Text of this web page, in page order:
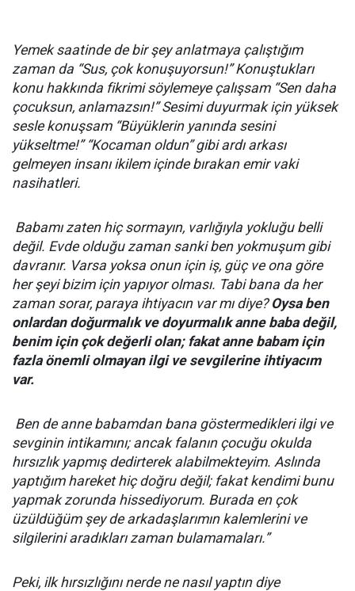
Yemek saatinde de bir şey anlatmaya çalıştığım
zaman da “Sus, çok konuşuyorsun!” Konuştukları
konu hakkında fikrimi söylemeye çalışsam “Sen daha
çocuksun, anlamazsın!” Sesimi duyurmak için yüksek
sesle konuşsam “Büyüklerin yanında sesini
yükseltme!” “Kocaman oldun” gibi ardı arkası
gelmeyen insanı ikilem içinde bırakan emir vaki
nasihatleri.
Babamı zaten hiç sormayın, varlığıyla yokluğu belli
değil. Evde olduğu zaman sanki ben yokmuşum gibi
davranır. Varsa yoksa onun için iş, güç ve ona göre
her şeyi bizim için yapıyor olması. Tabi bana da her
zaman sorar, paraya ihtiyacın var mı diye? Oysa ben
onlardan doğurmalık ve doyurmalık anne baba değil,
benim için çok değerli olan; fakat anne babam için
fazla önemli olmayan ilgi ve sevgilerine ihtiyacım
var.
Ben de anne babamdan bana göstermedikleri ilgi ve
sevginin intikamını; ancak falanın çocuğu okulda
hırsızlık yapmış dedirterek alabilmekteyim. Aslında
yaptığım hareket hiç doğru değil; fakat kendimi bunu
yapmak zorunda hissediyorum. Burada en çok
üzüldüğüm şey de arkadaşlarımın kalemlerini ve
silgilerini aradıkları zaman bulamamaları.”
Peki, ilk hırsızlığını nerde ne nasıl yaptın diye